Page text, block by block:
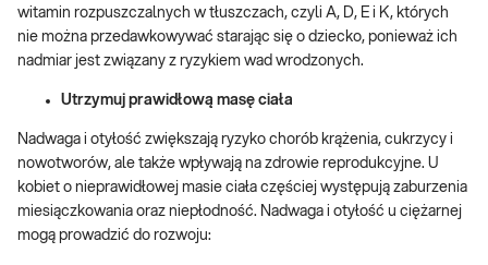
witamin rozpuszczalnych w tłuszczach, czyli A, D, E i K, których
nie można przedawkowywać starając się o dziecko, ponieważ ich
nadmiar jest związany z ryzykiem wad wrodzonych.
Utrzymuj prawidłową masę ciała
Nadwaga i otyłość zwiększają ryzyko chorób krążenia, cukrzycy i
nowotworów, ale także wpływają na zdrowie reprodukcyjne. U
kobiet o nieprawidłowej masie ciała częściej występują zaburzenia
miesiączkowania oraz niepłodność. Nadwaga i otyłość u ciężarnej
mogą prowadzić do rozwoju: